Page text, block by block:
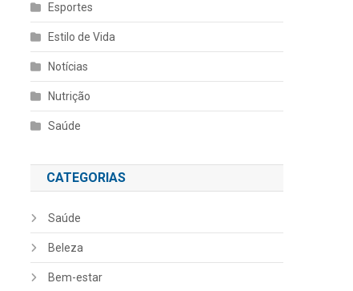
Esportes
Estilo de Vida
Notícias
Nutrição
Saúde
CATEGORIAS
Saúde
Beleza
Bem-estar